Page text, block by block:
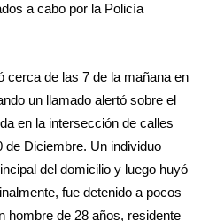
a cabo por la Policía
cerca de las 7 de la mañana en
un llamado alertó sobre el
en la intersección de calles
de Diciembre. Un individuo
del domicilio y luego huyó
fue detenido a pocos
hombre de 28 años, residente